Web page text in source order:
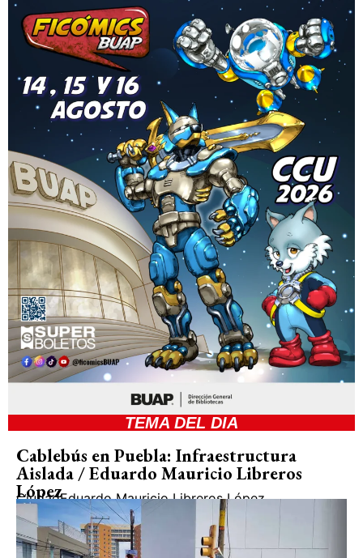
TEMA DEL DIA
Cablebús en Puebla: Infraestructura
Aislada / Eduardo Mauricio Libreros
López
CiudadEduardo Mauricio Libreros López